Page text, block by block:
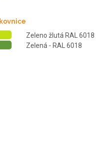
Zeleno žlutá RAL
Zelená - RAL 6018